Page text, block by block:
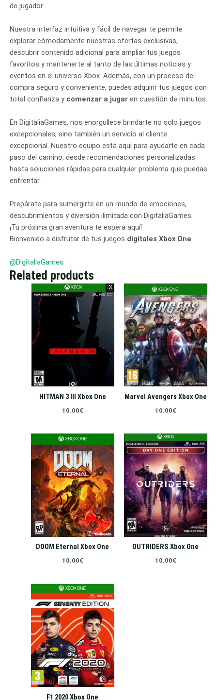
de jugador.
Nuestra interfaz intuitiva y fácil de navegar te permite
explorar cómodamente nuestras ofertas exclusivas,
descubrir contenido adicional para ampliar tus juegos
favoritos y mantenerte al tanto de las últimas noticias y
eventos en el universo Xbox. Además, con un proceso de
compra seguro y conveniente, puedes adquirir tus juegos con
total confianza y comenzar a jugar en cuestión de minutos.
En DigitaliaGames, nos enorgullece brindarte no solo juegos
excepcionales, sino también un servicio al cliente
excepcional. Nuestro equipo está aquí para ayudarte en cada
paso del camino, desde recomendaciones personalizadas
hasta soluciones rápidas para cualquier problema que puedas
enfrentar.
Prepárate para sumergirte en un mundo de emociones,
descubrimientos y diversión ilimitada con DigitaliaGames.
¡Tu próxima gran aventura te espera aquí!
Bienvenido a disfrutar de tus juegos digitales Xbox One
@DigitaliaGames
Related products
HITMAN 3 III Xbox One
10.00€
Marvel Avengers Xbox One
10.00€
DOOM Eternal Xbox One
10.00€
OUTRIDERS Xbox One
10.00€
F1 2020 Xbox One